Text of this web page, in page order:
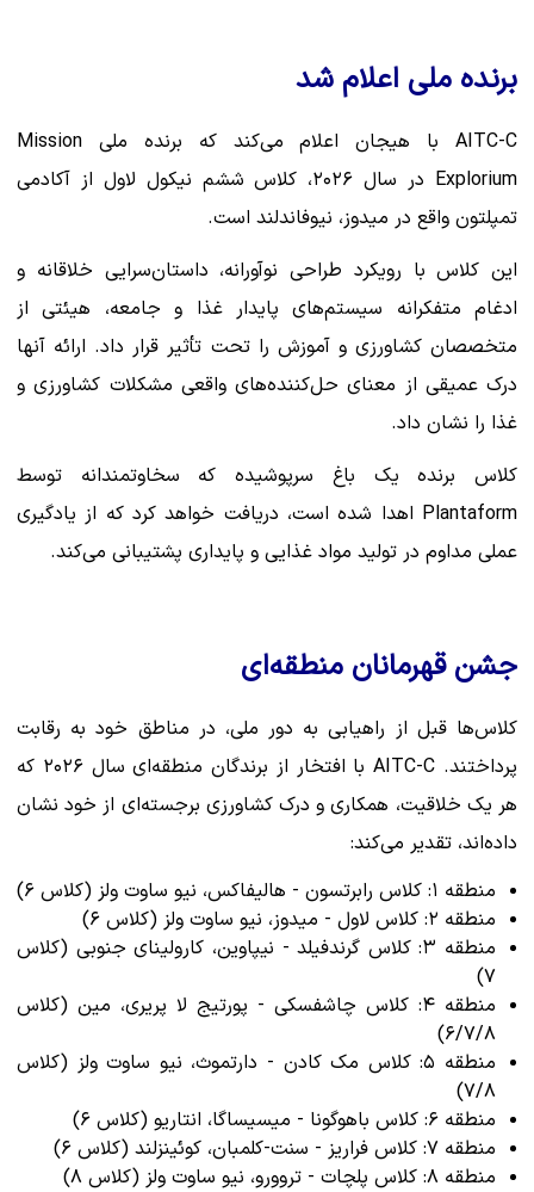
برنده ملی اعلام شد
AITC-C با هیجان اعلام می‌کند که برنده ملی Mission
Explorium در سال ۲۰۲۶، کلاس ششم نیکول لاول از آکادمی
تمپلتون واقع در میدوز، نیوفاندلند است.
این کلاس با رویکرد طراحی نوآورانه، داستان‌سرایی خلاقانه و
ادغام متفکرانه سیستم‌های پایدار غذا و جامعه، هیئتی از
متخصصان کشاورزی و آموزش را تحت تأثیر قرار داد. ارائه آنها
درک عمیقی از معنای حل‌کننده‌های واقعی مشکلات کشاورزی و
غذا را نشان داد.
کلاس برنده یک باغ سرپوشیده که سخاوتمندانه توسط
Plantaform اهدا شده است، دریافت خواهد کرد که از یادگیری
عملی مداوم در تولید مواد غذایی و پایداری پشتیبانی می‌کند.
جشن قهرمانان منطقه‌ای
کلاس‌ها قبل از راهیابی به دور ملی، در مناطق خود به رقابت
پرداختند. AITC-C با افتخار از برندگان منطقه‌ای سال ۲۰۲۶ که
هر یک خلاقیت، همکاری و درک کشاورزی برجسته‌ای از خود نشان
داده‌اند، تقدیر می‌کند:
منطقه ۱: کلاس رابرتسون - هالیفاکس، نیو ساوت ولز (کلاس ۶)
منطقه ۲: کلاس لاول - میدوز، نیو ساوت ولز (کلاس ۶)
منطقه ۳: کلاس گرندفیلد - نیپاوین، کارولینای جنوبی (کلاس
۷)
منطقه ۴: کلاس چاشفسکی - پورتیج لا پریری، مین (کلاس
۶/۷/۸)
منطقه ۵: کلاس مک کادن - دارتموث، نیو ساوت ولز (کلاس
۷/۸)
منطقه ۶: کلاس باهوگونا - میسیساگا، انتاریو (کلاس ۶)
منطقه ۷: کلاس فراریز - سنت-کلمبان، کوئینزلند (کلاس ۶)
منطقه ۸: کلاس پلچات - تروورو، نیو ساوت ولز (کلاس ۸)